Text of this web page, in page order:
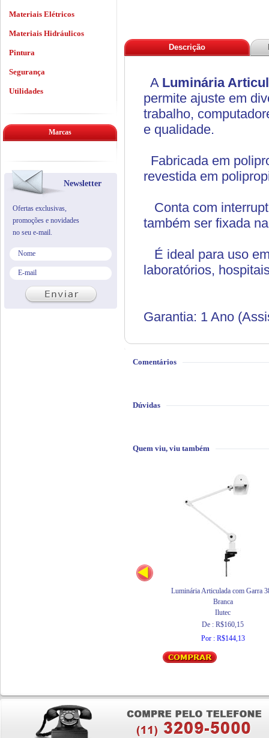
Descrição
A Luminária
permite ajuste em
trabalho,
e qualidade.
Fabricada em
revestida em
Conta com
também ser fixada
É ideal para uso
laboratórios,
Garantia: 1 Ano
Comentários
Dúvidas
Quem viu, viu também
Luminária Articulada com Garra
Branca
Ilutec
De : R$160,15
Por : R$144,13
Materiais Elétricos
Materiais Hidráulicos
Pintura
Segurança
Utilidades
Marcas
Newsletter
Ofertas exclusivas,
promoções e novidades
no seu e-mail.